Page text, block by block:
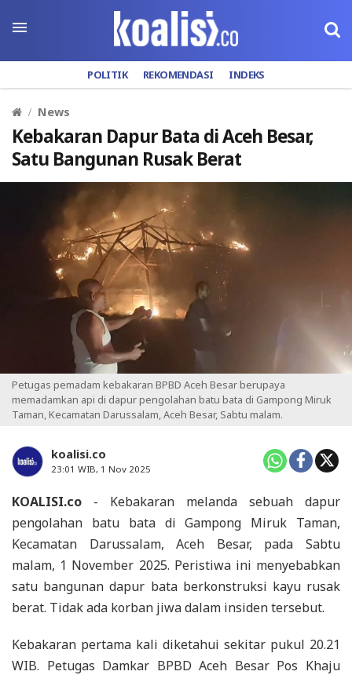
POLITIK REKOMENDASI INDEKS
News
Kebakaran Dapur Bata di Aceh Besar,
Satu Bangunan Rusak Berat
Petugas pemadam kebakaran BPBD Aceh Besar berupaya
memadamkan api di dapur pengolahan batu bata di Gampong Miruk
Taman, Kecamatan Darussalam, Aceh Besar, Sabtu malam.
koalisi.co
23:01 WIB, 1 Nov 2025
KOALISI.co - Kebakaran melanda sebuah dapur
pengolahan batu bata di Gampong Miruk Taman,
Kecamatan Darussalam, Aceh Besar, pada Sabtu
malam, 1 November 2025. Peristiwa ini menyebabkan
satu bangunan dapur bata berkonstruksi kayu rusak
berat. Tidak ada korban jiwa dalam insiden tersebut.
Kebakaran pertama kali diketahui sekitar pukul 20.21
WIB. Petugas Damkar BPBD Aceh Besar Pos Khaju